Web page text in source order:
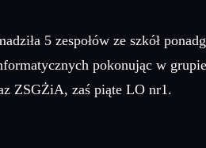
5 zespołów ze szkół
pokonując w
ZSGŻiA, zaś piąte LO nr1.